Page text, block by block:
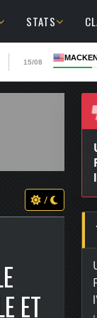
STATS
15/08
/
ET